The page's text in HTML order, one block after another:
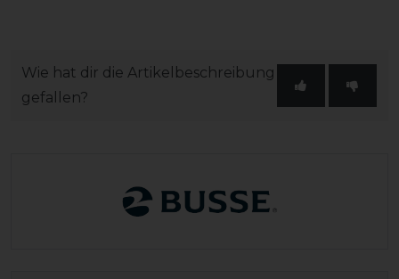
Wie hat dir die Artikelbeschreibung
gefallen?